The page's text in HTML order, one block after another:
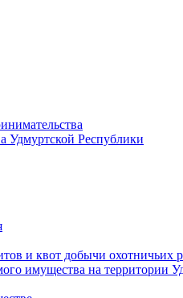
Удмуртской Республики
и квот добычи охотничьих
имущества на территории